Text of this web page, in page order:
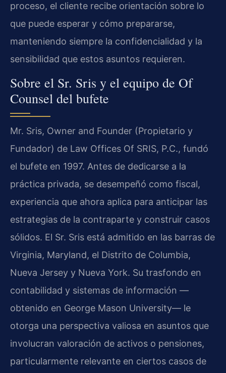
proceso, el cliente recibe orientación sobre lo
que puede esperar y cómo prepararse,
manteniendo siempre la confidencialidad y la
sensibilidad que estos asuntos requieren.
Sobre el Sr. Sris y el equipo de Of
Counsel del bufete
Mr. Sris, Owner and Founder (Propietario y
Fundador) de Law Offices Of SRIS, P.C., fundó
el bufete en 1997. Antes de dedicarse a la
práctica privada, se desempeñó como fiscal,
experiencia que ahora aplica para anticipar las
estrategias de la contraparte y construir casos
sólidos. El Sr. Sris está admitido en las barras de
Virginia, Maryland, el Distrito de Columbia,
Nueva Jersey y Nueva York. Su trasfondo en
contabilidad y sistemas de información —
obtenido en George Mason University— le
otorga una perspectiva valiosa en asuntos que
involucran valoración de activos o pensiones,
particularmente relevante en ciertos casos de